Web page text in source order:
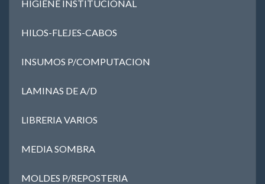
HIGIENE INSTITUCIONAL
HILOS-FLEJES-CABOS
INSUMOS P/COMPUTACION
LAMINAS DE A/D
LIBRERIA VARIOS
MEDIA SOMBRA
MOLDES P/REPOSTERIA